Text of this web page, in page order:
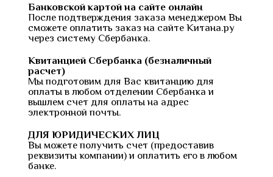
Банковской картой на сайте онлайн
После подтверждения заказа менеджером Вы
сможете оплатить заказ на сайте Китана.ру
через систему Сбербанка.
Квитанцией Сбербанка (безналичный
расчет)
Мы подготовим для Вас квитанцию для
оплаты в любом отделении Сбербанка и
вышлем счет для оплаты на адрес
электронной почты.
ДЛЯ ЮРИДИЧЕСКИХ ЛИЦ
Вы можете получить счет (предоставив
реквизиты компании) и оплатить его в любом
банке.